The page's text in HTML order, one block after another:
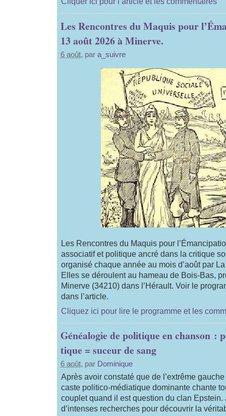
Les Rencontres du Maquis pour
13 août 2026 à Minerve.
6 août, par a_suivre
Les Rencontres du Maquis pour
associatif et politique ancré dans la critique
organisé chaque année au mois d’août par
Elles se déroulent au hameau de Bois-Bas,
Minerve (34210) dans l’Hérault. Voir le
dans l’article.
Cliquez ici pour lire le programme et les
Généalogie de politique en chanson :
tique = suceur de sang
6 août, par Dominique
Après avoir constaté que de l’extrême
caste politico-médiatique dominante chante
couplet quand il est question du clan Epstein.
d’intenses recherches pour découvrir la